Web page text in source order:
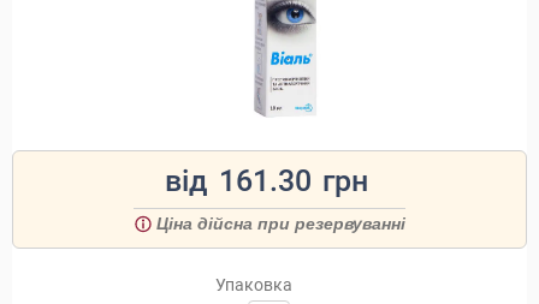
від 161.30 грн
Ціна дійсна при резервуванні
Упаковка